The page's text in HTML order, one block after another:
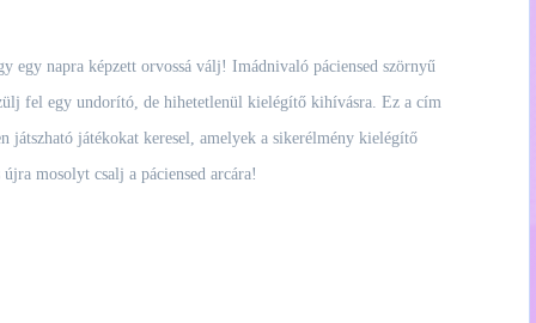
egy napra képzett orvossá válj! Imádnivaló páciensed szörnyű
fel egy undorító, de hihetetlenül kielégítő kihívásra. Ez a cím
játszható játékokat keresel, amelyek a sikerélmény kielégítő
mosolyt csalj a páciensed arcára!